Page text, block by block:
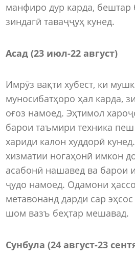
манфиро дур карда, бештар
зиндагӣ таваҷҷуҳ кунед.
Асад (23 июл-22 август)
Имрӯз вақти хубест, ки
муносибатҳоро ҳал карда,
оғоз намоед. Эҳтимол
барои таъмири техника
хариди калон худдорӣ
хизматии ногаҳонӣ имкон
асабонӣ нашавед ва барои
ҷудо намоед. Одамони
метавонанд дарди сар эҳсос
шом вазъ беҳтар мешавад.
Сунбула (24 август-23